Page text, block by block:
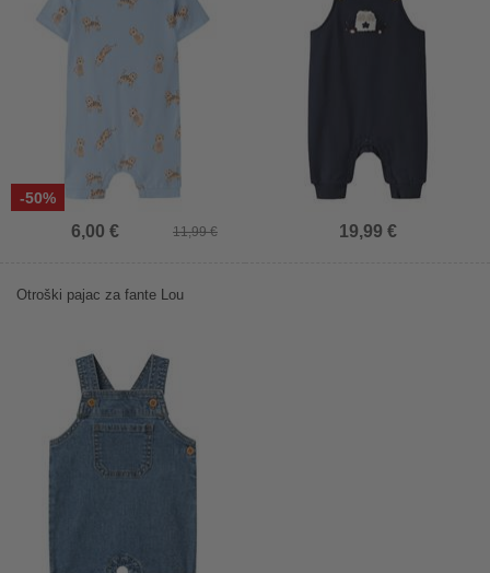
-50%
11,99 €
6,00 € 19,99 €
Otroški pajac za fante Lou